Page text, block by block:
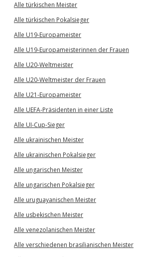
Alle türkischen Meister
Alle türkischen Pokalsieger
Alle U19-Europameister
Alle U19-Europameisterinnen der Frauen
Alle U20-Weltmeister
Alle U20-Weltmeister der Frauen
Alle U21-Europameister
Alle UEFA-Präsidenten in einer Liste
Alle UI-Cup-Sieger
Alle ukrainischen Meister
Alle ukrainischen Pokalsieger
Alle ungarischen Meister
Alle ungarischen Pokalsieger
Alle uruguayanischen Meister
Alle usbekischen Meister
Alle venezolanischen Meister
Alle verschiedenen brasilianischen Meister